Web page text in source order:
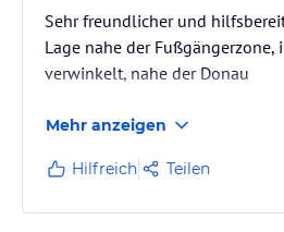
Sehr freundlicher und
Lage nahe der Fußgängerzone,
verwinkelt, nahe der Donau
Mehr anzeigen
Hilfreich Teilen